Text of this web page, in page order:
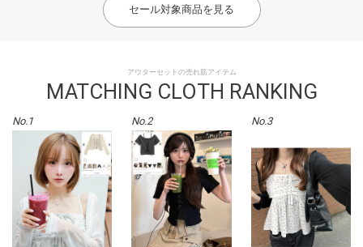
セール対象商品を見る
アウターセットの売れ筋アイテム
MATCHING CLOTH RANKING
No.1 No.2 No.3